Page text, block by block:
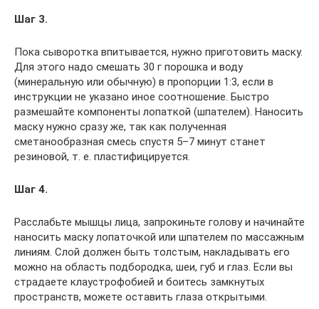
Шаг 3.
Пока сыворотка впитывается, нужно приготовить маску.
Для этого надо смешать 30 г порошка и воду
(минеральную или обычную) в пропорции 1:3, если в
инструкции не указано иное соотношение. Быстро
размешайте компоненты лопаткой (шпателем). Наносить
маску нужно сразу же, так как полученная
сметанообразная смесь спустя 5–7 минут станет
резиновой, т. е. пластифицируется.
Шаг 4.
Расслабьте мышцы лица, запрокиньте голову и начинайте
наносить маску лопаточкой или шпателем по массажным
линиям. Слой должен быть толстым, накладывать его
можно на область подбородка, шеи, губ и глаз. Если вы
страдаете клаустрофобией и боитесь замкнутых
пространств, можете оставить глаза открытыми.